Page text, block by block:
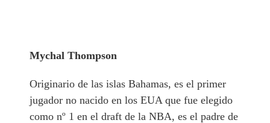
Mychal Thompson
Originario de las islas Bahamas, es el primer
jugador no nacido en los EUA que fue elegido
como nº 1 en el draft de la NBA, es el padre de